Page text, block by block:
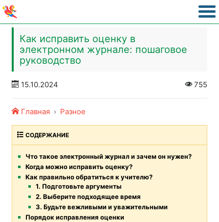
Как исправить оценку в
электронном журнале: пошаговое
руководство
15.10.2024 755
Главная Разное
СОДЕРЖАНИЕ
Что такое электронный журнал и зачем он нужен?
Когда можно исправить оценку?
Как правильно обратиться к учителю?
1. Подготовьте аргументы
2. Выберите подходящее время
3. Будьте вежливыми и уважительными
Порядок исправления оценки